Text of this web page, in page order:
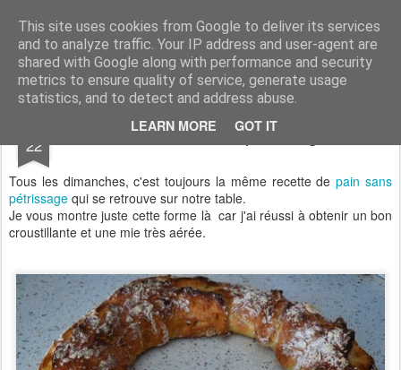
This site uses cookies from Google to deliver its services
and to analyze traffic. Your IP address and user-agent are
shared with Google along with performance and security
metrics to ensure quality of service, generate usage
statistics, and to detect and address abuse.
LEARN MORE GOT IT
Aux papilles by Virginie
22 Couronne sans pétrissage
Tous les dimanches, c'est toujours la même recette de pain sans
pétrissage qui se retrouve sur notre table.
Je vous montre juste cette forme là car j'ai réussi à obtenir un bon
croustillante et une mie très aérée.